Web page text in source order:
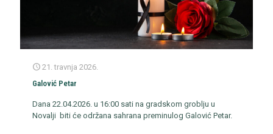
21. travnja 2026.
Galović Petar
Dana 22.04.2026. u 16:00 sati na gradskom groblju u
Novalji biti će održana sahrana preminulog Galović Petar.